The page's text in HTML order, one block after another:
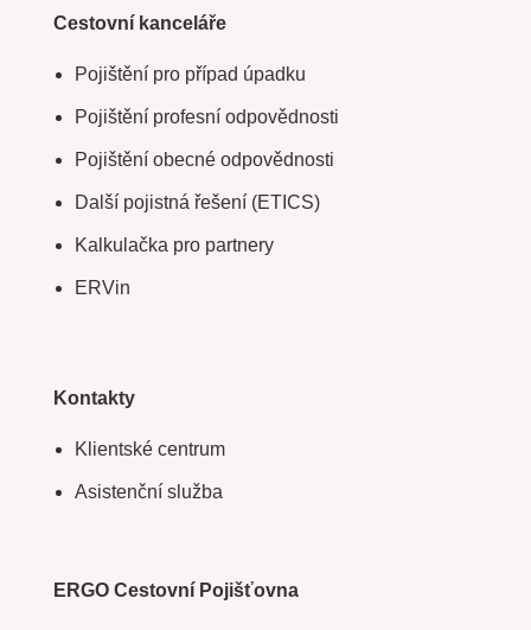
Cestovní kanceláře
Pojištění pro případ úpadku
Pojištění profesní odpovědnosti
Pojištění obecné odpovědnosti
Další pojistná řešení (ETICS)
Kalkulačka pro partnery
ERVin
Kontakty
Klientské centrum
Asistenční služba
ERGO Cestovní Pojišťovna